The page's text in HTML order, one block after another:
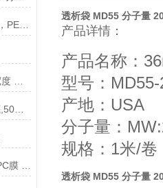
Insert共培养板，12小室/24孔板，PET 3um孔径，半透说明
SPL-23050 储样槽,PS,白色,斜底,50ml 單道,灭菌说明
透析袋 MD55 分子量
产品详情：
产品名称：
型号：
产地：USA
分子量：
规格：1米/卷
透析袋 MD55 分子量